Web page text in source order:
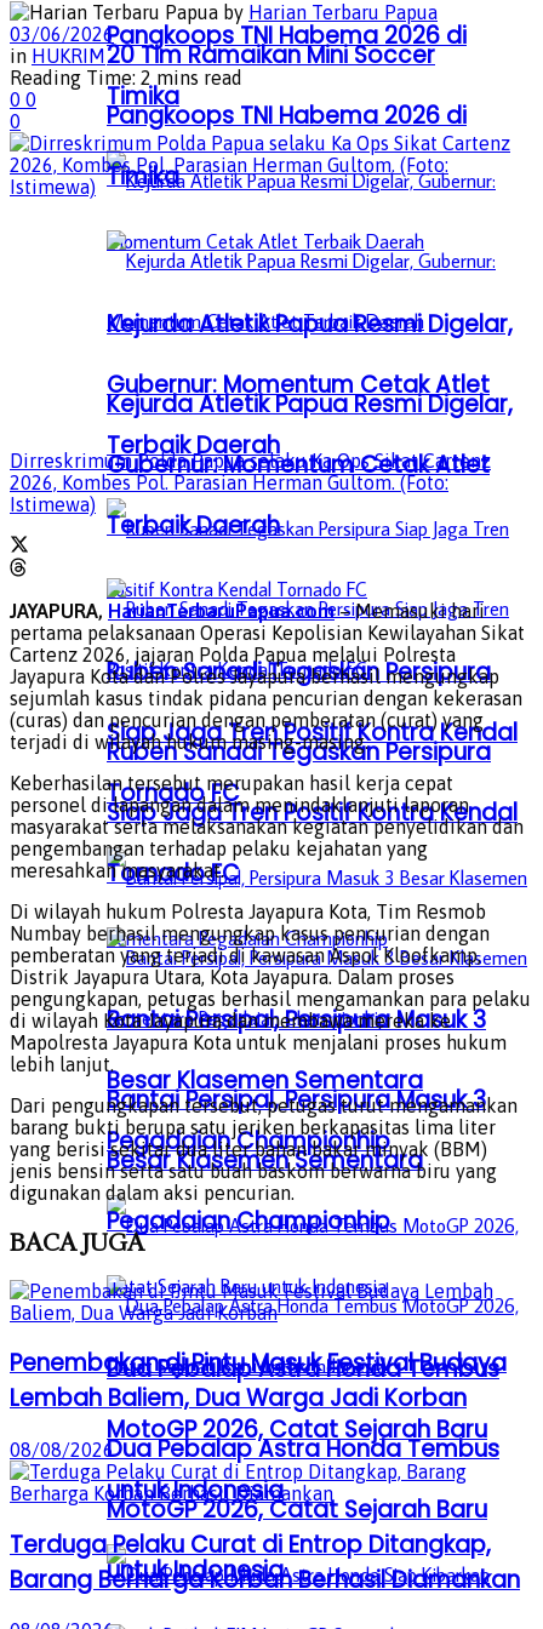
Pangkoops TNI Habema 2026 di
Timika
Kejurda Atletik Papua Resmi Digelar,
Gubernur: Momentum Cetak Atlet
Terbaik Daerah
Ruben Sanadi Tegaskan Persipura
Siap Jaga Tren Positif Kontra Kendal
Tornado FC
Bantai Persipal, Persipura Masuk 3
Besar Klasemen Sementara
Pegadaian Championhip
Dua Pebalap Astra Honda Tembus
MotoGP 2026, Catat Sejarah Baru
untuk Indonesia
20 Tim Ramaikan Mini Soccer
Pangkoops TNI Habema 2026 di
Timika
Kejurda Atletik Papua Resmi Digelar,
Gubernur: Momentum Cetak Atlet
Terbaik Daerah
Ruben Sanadi Tegaskan Persipura
Siap Jaga Tren Positif Kontra Kendal
Tornado FC
Bantai Persipal, Persipura Masuk 3
Besar Klasemen Sementara
Pegadaian Championhip
Dua Pebalap Astra Honda Tembus
MotoGP 2026, Catat Sejarah Baru
untuk Indonesia
by Harian Terbaru Papua
03/06/2026
in HUKRIM
Reading Time: 2 mins read
0 0
0
Dirreskrimum Polda Papua selaku Ka Ops Sikat Cartenz
2026, Kombes Pol. Parasian Herman Gultom. (Foto:
Istimewa)
JAYAPURA, HarianTerbaruPapua.com– Memasuki hari
pertama pelaksanaan Operasi Kepolisian Kewilayahan Sikat
Cartenz 2026, jajaran Polda Papua melalui Polresta
Jayapura Kota dan Polres Jayapura berhasil mengungkap
sejumlah kasus tindak pidana pencurian dengan kekerasan
(curas) dan pencurian dengan pemberatan (curat) yang
terjadi di wilayah hukum masing-masing.
Keberhasilan tersebut merupakan hasil kerja cepat
personel di lapangan dalam menindaklanjuti laporan
masyarakat serta melaksanakan kegiatan penyelidikan dan
pengembangan terhadap pelaku kejahatan yang
meresahkan masyarakat.
Di wilayah hukum Polresta Jayapura Kota, Tim Resmob
Numbay berhasil mengungkap kasus pencurian dengan
pemberatan yang terjadi di kawasan Aspol Kloofkamp,
Distrik Jayapura Utara, Kota Jayapura. Dalam proses
pengungkapan, petugas berhasil mengamankan para pelaku
di wilayah Kota Jayapura dan membawa mereka ke
Mapolresta Jayapura Kota untuk menjalani proses hukum
lebih lanjut.
Dari pengungkapan tersebut, petugas turut mengamankan
barang bukti berupa satu jeriken berkapasitas lima liter
yang berisi sekitar dua liter bahan bakar minyak (BBM)
jenis bensin serta satu buah baskom berwarna biru yang
digunakan dalam aksi pencurian.
BACAJUGA
Penembakan di Pintu Masuk Festival Budaya
Lembah Baliem, Dua Warga Jadi Korban
08/08/2026
Terduga Pelaku Curat di Entrop Ditangkap,
Barang Berharga Korban Berhasil Diamankan